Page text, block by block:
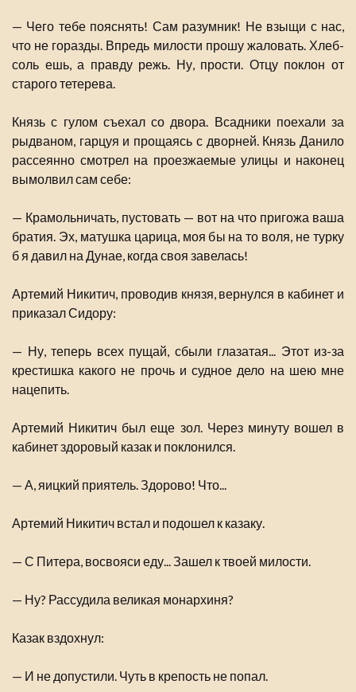
— Чего тебе пояснять! Сам разумник! Не взыщи с нас,
что не горазды. Впредь милости прошу жаловать. Хлеб-
соль ешь, а правду режь. Ну, прости. Отцу поклон от
старого тетерева.
Князь с гулом съехал со двора. Всадники поехали за
рыдваном, гарцуя и прощаясь с дворней. Князь Данило
рассеянно смотрел на проезжаемые улицы и наконец
вымолвил сам себе:
— Крамольничать, пустовать — вот на что пригожа ваша
братия. Эх, матушка царица, моя бы на то воля, не турку
б я давил на Дунае, когда своя завелась!
Артемий Никитич, проводив князя, вернулся в кабинет и
приказал Сидору:
— Ну, теперь всех пущай, сбыли глазатая... Этот из-за
крестишка какого не прочь и судное дело на шею мне
нацепить.
Артемий Никитич был еще зол. Через минуту вошел в
кабинет здоровый казак и поклонился.
— А, яицкий приятель. Здорово! Что...
Артемий Никитич встал и подошел к казаку.
— С Питера, восвояси еду... Зашел к твоей милости.
— Ну? Рассудила великая монархиня?
Казак вздохнул:
— И не допустили. Чуть в крепость не попал.